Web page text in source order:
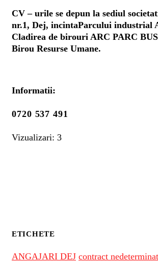
CV – urile se depun la sediul
nr.1, Dej, incintaParcului industrial
Cladirea de birouri ARC PARC
Birou Resurse Umane.
Informatii:
0720 537 491
Vizualizari: 3
ETICHETE
ANGAJARI DEJ contract nedeterminat